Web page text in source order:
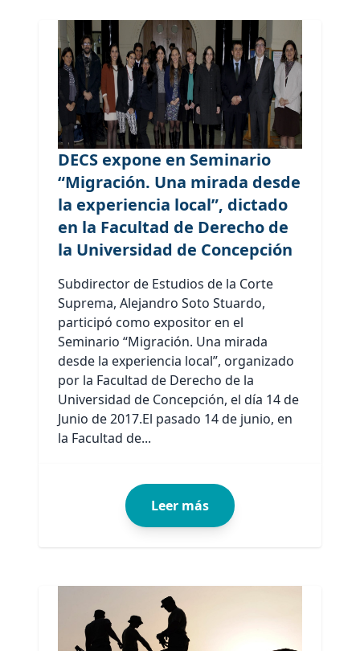
DECS expone en Seminario
“Migración. Una mirada desde
la experiencia local”, dictado
en la Facultad de Derecho de
la Universidad de Concepción
Subdirector de Estudios de la Corte
Suprema, Alejandro Soto Stuardo,
participó como expositor en el
Seminario “Migración. Una mirada
desde la experiencia local”, organizado
por la Facultad de Derecho de la
Universidad de Concepción, el día 14 de
Junio de 2017.El pasado 14 de junio, en
la Facultad de...
Leer más